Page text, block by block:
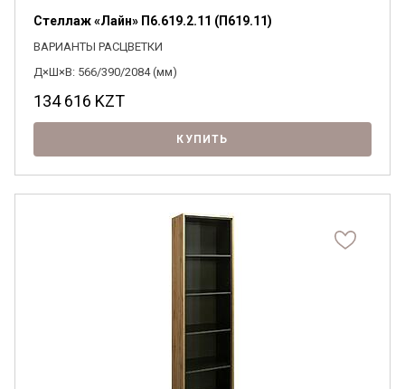
Стеллаж «Лайн» П6.619.2.11 (П619.11)
ВАРИАНТЫ РАСЦВЕТКИ
Д×Ш×В: 566/390/2084 (мм)
134 616 KZT
КУПИТЬ